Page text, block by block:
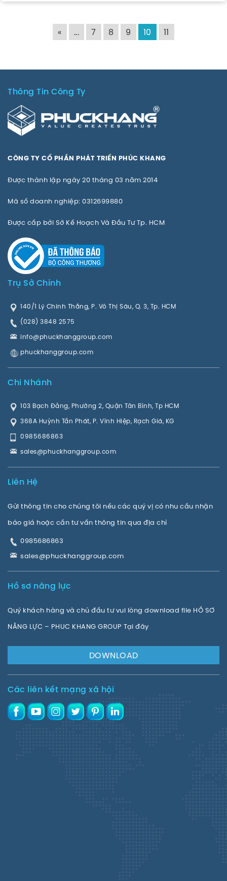
« ... 7 8 9 10 11
Thông Tin Công Ty
CÔNG TY CỔ PHẦN PHÁT TRIỂN PHÚC KHANG
Được thành lập ngày 20 tháng 03 năm 2014
Mã số doanh nghiệp: 0312699880
Được cấp bởi Sở Kế Hoạch Và Đầu Tư Tp. HCM
Trụ Sở Chính
140/1 Lý Chính Thắng, P. Võ Thị Sáu, Q. 3, Tp. HCM
(028) 3848 2575
info@phuckhanggroup.com
phuckhanggroup.com
Chi Nhánh
103 Bạch Đằng, Phường 2, Quận Tân Bình, Tp HCM
368A Huỳnh Tấn Phát, P. Vĩnh Hiệp, Rạch Giá, KG
0985686863
sales@phuckhanggroup.com
Liên Hệ
Gửi thông tin cho chúng tôi nếu các quý vị có nhu cầu nhận
báo giá hoặc cần tư vấn thông tin qua địa chỉ
0985686863
sales@phuckhanggroup.com
Hồ sơ năng lực
Quý khách hàng và chủ đầu tư vui lòng download file HỒ SƠ
NĂNG LỰC – PHUC KHANG GROUP Tại đây
DOWNLOAD
Các liên kết mạng xã hội